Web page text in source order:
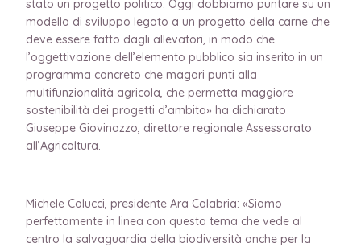
stato un progetto politico. Oggi dobbiamo puntare su un
modello di sviluppo legato a un progetto della carne che
deve essere fatto dagli allevatori, in modo che
l’oggettivazione dell’elemento pubblico sia inserito in un
programma concreto che magari punti alla
multifunzionalità agricola, che permetta maggiore
sostenibilità dei progetti d’ambito» ha dichiarato
Giuseppe Giovinazzo, direttore regionale Assessorato
all’Agricoltura.
Michele Colucci, presidente Ara Calabria: «Siamo
perfettamente in linea con questo tema che vede al
centro la salvaguardia della biodiversità anche per la